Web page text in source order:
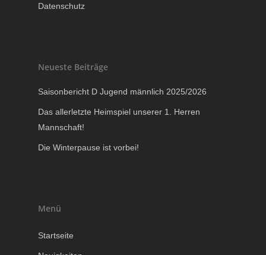
Datenschutz
Neueste Beiträge
Saisonbericht D Jugend männlich 2025/2026
Das allerletzte Heimspiel unserer 1. Herren
Mannschaft!
Die Winterpause ist vorbei!
Menü
Startseite